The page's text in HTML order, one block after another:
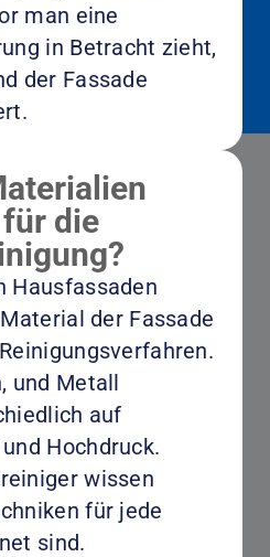
man eine
in Betracht zieht,
der Fassade
die
Hausfassaden
der Fassade
und Metall
auf
Hochdruck.
wissen
für jede
sind.